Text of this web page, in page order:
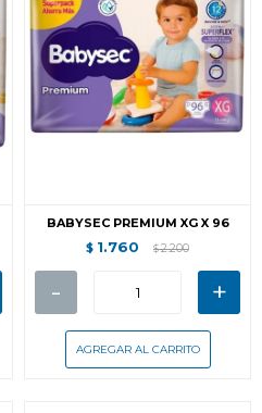
BABYSEC PREMIUM XG X 96
$ 1.760 $ 2.200
- +